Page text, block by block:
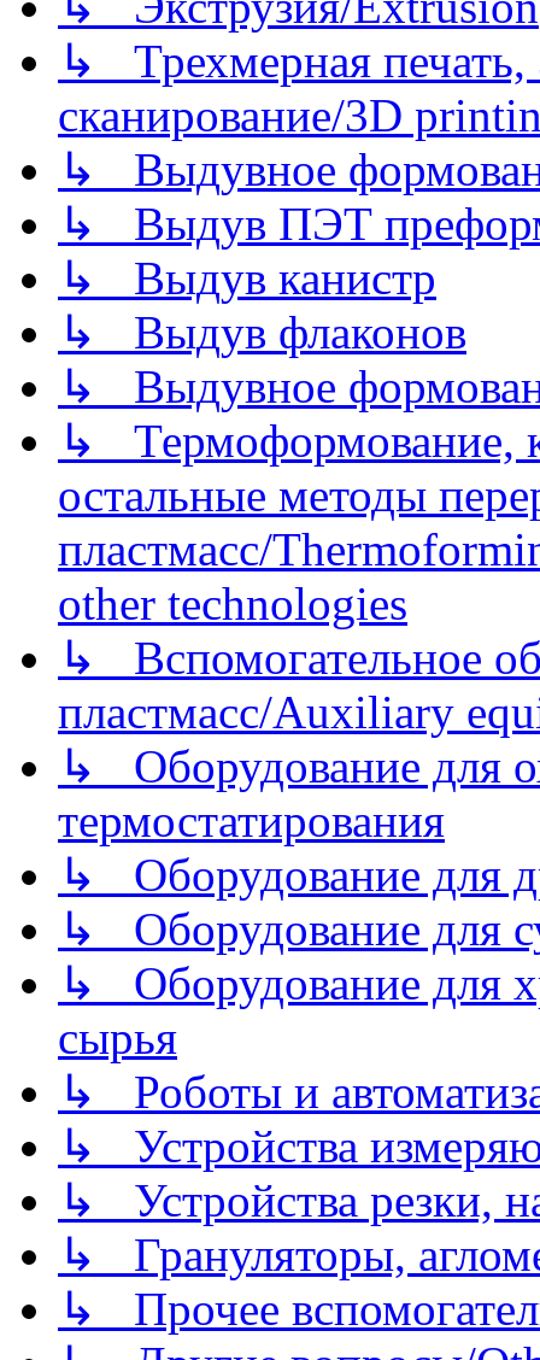
↳ Трехмерная
сканирование/3D
↳ Выдувное
↳ Выдув ПЭТ
↳ Выдув канистр
↳ Выдув флаконов
↳ Выдувное
↳ Термоформование,
остальные методы
пластмасс/
other technologies
↳ Вспомогательное
пластмасс/Auxiliary
↳ Оборудование для
термостатирования
↳ Оборудование для
↳ Оборудование для
↳ Оборудование для
сырья
↳ Роботы и
↳ Устройства
↳ Устройства резки,
↳ Грануляторы,
↳ Прочее